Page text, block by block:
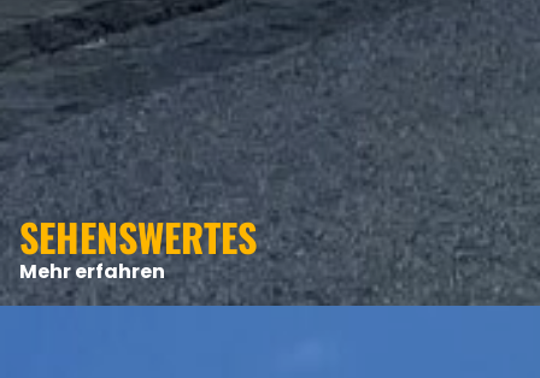
THEMEN
ANGEBOTE
SEHENSWERTES
Mehr erfahren